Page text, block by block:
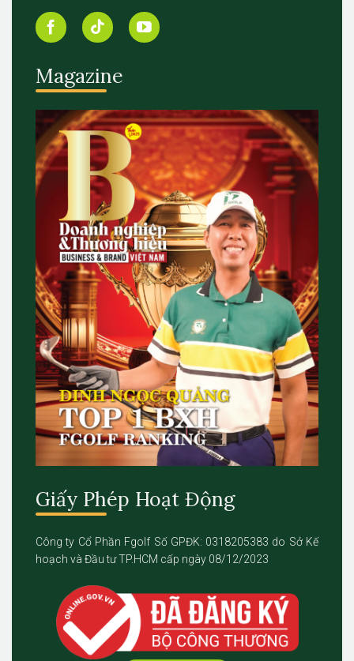
Magazine
Giấy Phép Hoạt Động
Công ty Cổ Phần Fgolf Số GPĐK: 0318205383 do Sở Kế
hoạch và Đầu tư TP.HCM cấp ngày 08/12/2023